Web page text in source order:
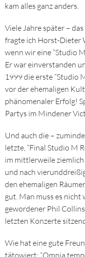
kam alles ganz anders.
Viele Jahre später –
fragte ich Horst-Dieter
wenn wir eine “Studio
Er war einverstanden
1999 die erste “Studio
vor der ehemaligen
phänomenaler Erfolg!
Partys im Mindener
Und auch die –
letzte, “Final Studio M
im mittlerweile
und nach
den ehemaligen
gut. Man muss es
gewordener Phil
letzten Konzerte
Wie hat eine gute
tätowiert: “Omnia